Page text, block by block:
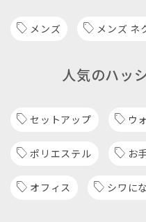
メンズ メンズ ネ
人気のハッ
セットアップ ウ
ポリエステル お
オフィス シワに